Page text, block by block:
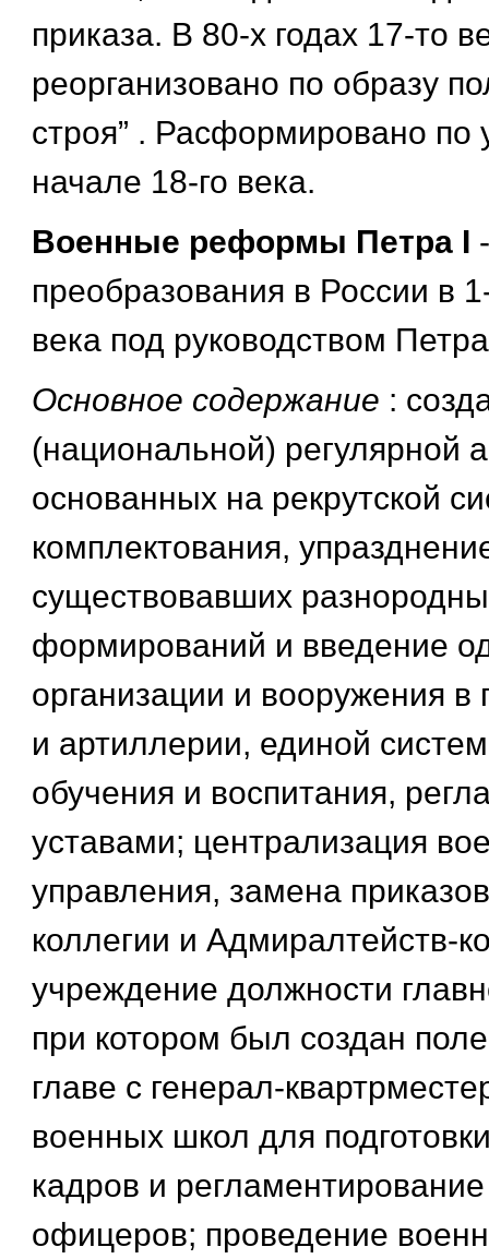
приказа. В 80-х годах 17-то
реорганизовано по образу
строя” . Расформировано по
начале 18-го века.
Военные реформы Петра I
преобразования в России в
века под руководством
Основное содержание :
(национальной) регулярной
основанных на рекрутской
комплектования,
существовавших
формирований и введение
организации и вооружения в
и артиллерии, единой
обучения и воспитания,
уставами; централизация
управления, замена
коллегии и Адмиралтейств-
учреждение должности
при котором был создан
главе с генерал-
военных школ для
кадров и
офицеров; проведение